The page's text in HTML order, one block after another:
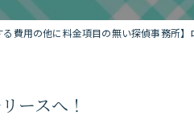
費用の他に料金項目の無い探偵事務所】
ースへ！